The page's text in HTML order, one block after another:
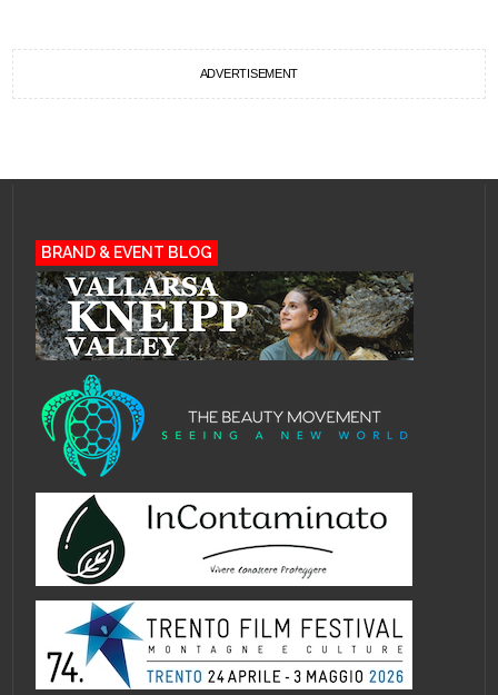
ADVERTISEMENT
BRAND & EVENT BLOG